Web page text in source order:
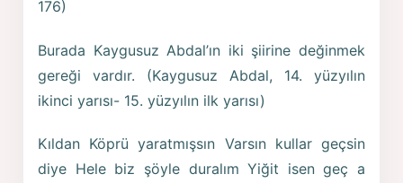
176)
Burada Kaygusuz Abdal’ın iki şiirine değinmek
gereği vardır. (Kaygusuz Abdal, 14. yüzyılın
ikinci yarısı- 15. yüzyılın ilk yarısı)
Kıldan Köprü yaratmışsın Varsın kullar geçsin
diye Hele biz şöyle duralım Yiğit isen geç a